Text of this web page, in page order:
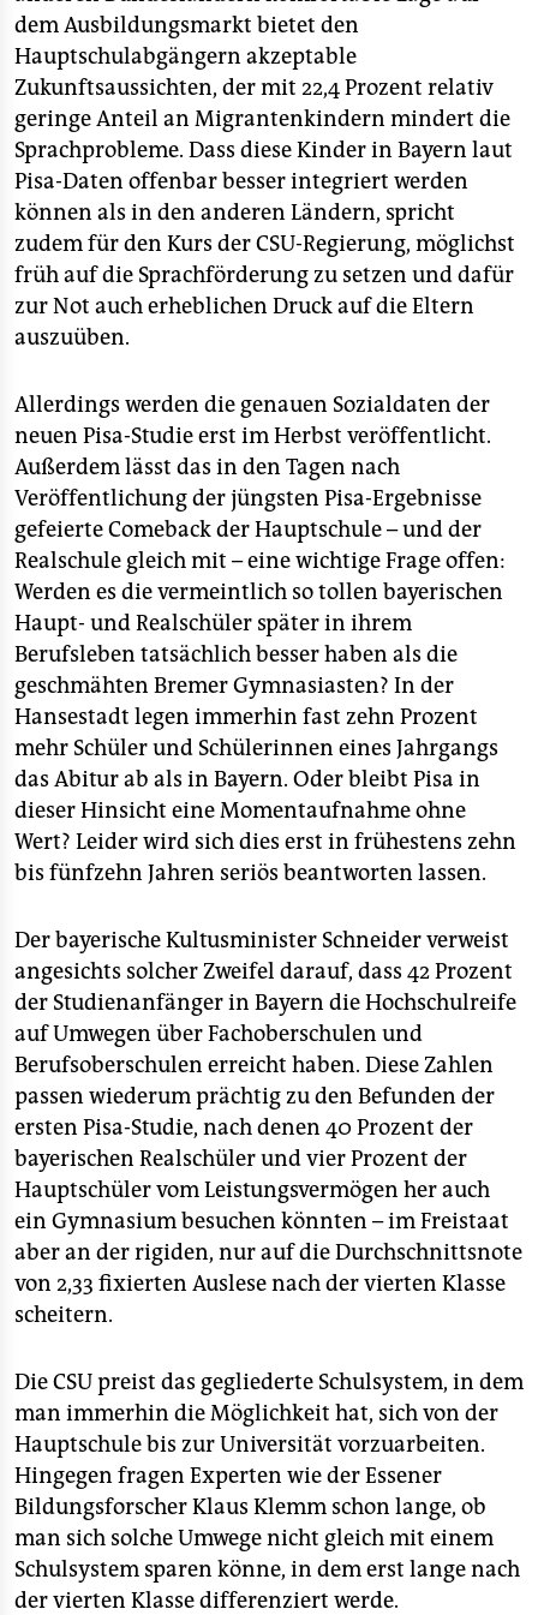
dem Ausbildungsmarkt bietet den
Hauptschulabgängern akzeptable
Zukunftsaussichten, der mit 22,4 Prozent relativ
geringe Anteil an Migrantenkindern mindert die
Sprachprobleme. Dass diese Kinder in Bayern laut
Pisa-Daten offenbar besser integriert werden
können als in den anderen Ländern, spricht
zudem für den Kurs der CSU-Regierung, möglichst
früh auf die Sprachförderung zu setzen und dafür
zur Not auch erheblichen Druck auf die Eltern
auszuüben.
Allerdings werden die genauen Sozialdaten der
neuen Pisa-Studie erst im Herbst veröffentlicht.
Außerdem lässt das in den Tagen nach
Veröffentlichung der jüngsten Pisa-Ergebnisse
gefeierte Comeback der Hauptschule – und der
Realschule gleich mit – eine wichtige Frage offen:
Werden es die vermeintlich so tollen bayerischen
Haupt- und Realschüler später in ihrem
Berufsleben tatsächlich besser haben als die
geschmähten Bremer Gymnasiasten? In der
Hansestadt legen immerhin fast zehn Prozent
mehr Schüler und Schülerinnen eines Jahrgangs
das Abitur ab als in Bayern. Oder bleibt Pisa in
dieser Hinsicht eine Momentaufnahme ohne
Wert? Leider wird sich dies erst in frühestens zehn
bis fünfzehn Jahren seriös beantworten lassen.
Der bayerische Kultusminister Schneider verweist
angesichts solcher Zweifel darauf, dass 42 Prozent
der Studienanfänger in Bayern die Hochschulreife
auf Umwegen über Fachoberschulen und
Berufsoberschulen erreicht haben. Diese Zahlen
passen wiederum prächtig zu den Befunden der
ersten Pisa-Studie, nach denen 40 Prozent der
bayerischen Realschüler und vier Prozent der
Hauptschüler vom Leistungsvermögen her auch
ein Gymnasium besuchen könnten – im Freistaat
aber an der rigiden, nur auf die Durchschnittsnote
von 2,33 fixierten Auslese nach der vierten Klasse
scheitern.
Die CSU preist das gegliederte Schulsystem, in dem
man immerhin die Möglichkeit hat, sich von der
Hauptschule bis zur Universität vorzuarbeiten.
Hingegen fragen Experten wie der Essener
Bildungsforscher Klaus Klemm schon lange, ob
man sich solche Umwege nicht gleich mit einem
Schulsystem sparen könne, in dem erst lange nach
der vierten Klasse differenziert werde.